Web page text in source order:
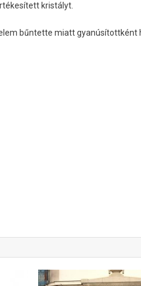
kristályt.
bűntette miatt gyanúsítottként